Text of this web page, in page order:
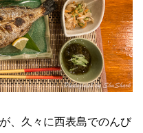
、久々に西表島でのんび